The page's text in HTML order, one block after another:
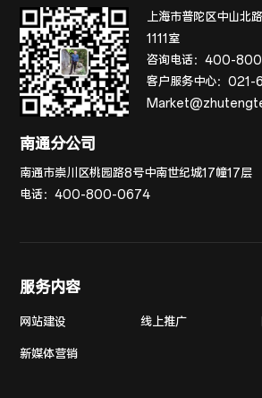
上海市普陀区中山北
1111室
咨询电话：400-
客户服务中心：021-
南通分公司
南通市崇川区桃园路8号中南世纪城17幢17层
电话：400-800-0674
服务内容
网站建设 线上推广
新媒体营销